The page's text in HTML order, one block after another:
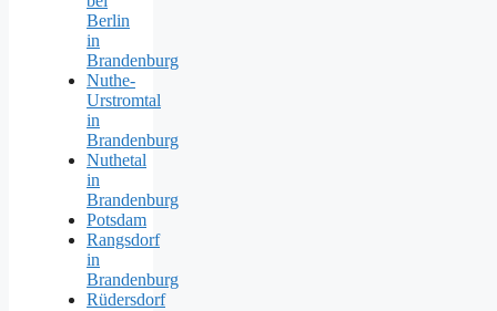
Berlin
in
Brandenburg
Nuthe-
Urstromtal
in
Brandenburg
Nuthetal
in
Brandenburg
Potsdam
Rangsdorf
in
Brandenburg
Rüdersdorf